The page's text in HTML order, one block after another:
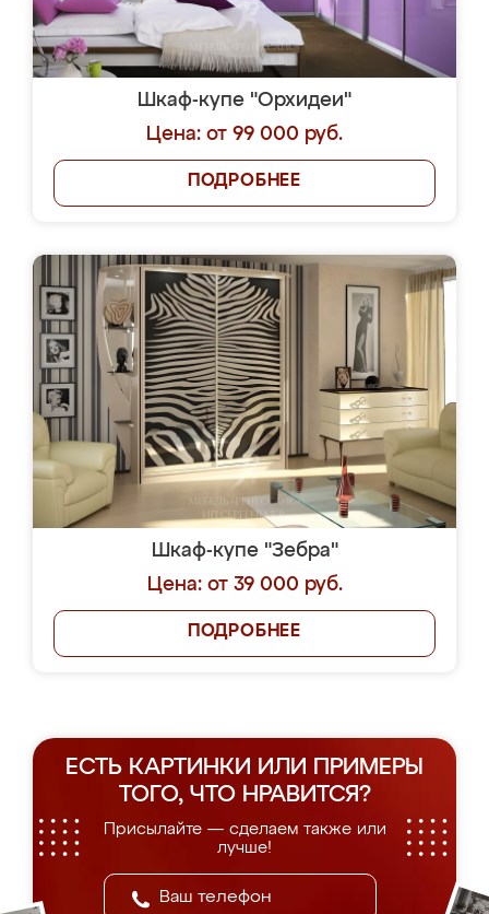
Шкаф-купе "Орхидеи"
Цена: от 99 000 руб.
ПОДРОБНЕЕ
Шкаф-купе "Зебра"
Цена: от 39 000 руб.
ПОДРОБНЕЕ
ЕСТЬ КАРТИНКИ ИЛИ ПРИМЕРЫ
ТОГО, ЧТО НРАВИТСЯ?
Присылайте — сделаем также или
лучше!